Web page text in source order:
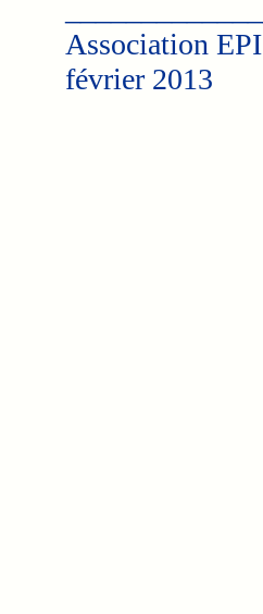
Association EPI
février 2013